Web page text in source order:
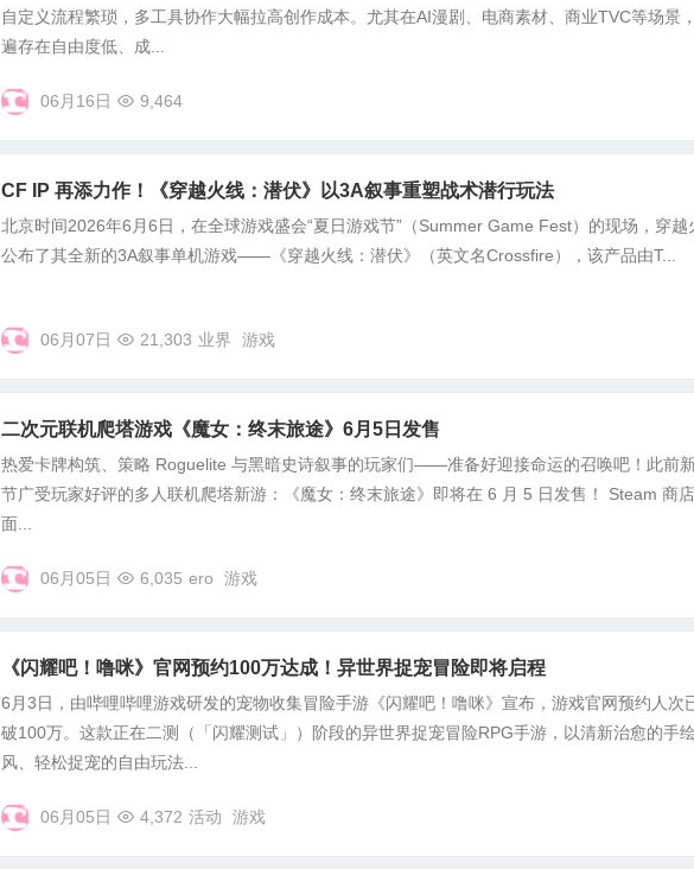
自定义流程繁琐，多工具协作大幅拉高创作成本。尤其在AI漫剧、电商素材、商业TVC等场景
遍存在自由度低、成...
06月16日 9,464
CF IP 再添力作！《穿越火线：潜伏》以3A叙事重塑战术潜行玩法
北京时间2026年6月6日，在全球游戏盛会“夏日游戏节”（Summer Game Fest）的现场，穿越
公布了其全新的3A叙事单机游戏——《穿越火线：潜伏》（英文名Crossfire），该产品由T...
06月07日 21,303 业界 游戏
二次元联机爬塔游戏《魔女：终末旅途》6月5日发售
热爱卡牌构筑、策略 Roguelite 与黑暗史诗叙事的玩家们——准备好迎接命运的召唤吧！此前
节广受玩家好评的多人联机爬塔新游：《魔女：终末旅途》即将在 6 月 5 日发售！ Steam 商
面...
06月05日 6,035 ero 游戏
《闪耀吧！噜咪》官网预约100万达成！异世界捉宠冒险即将启程
6月3日，由哔哩哔哩游戏研发的宠物收集冒险手游《闪耀吧！噜咪》宣布，游戏官网预约人次
破100万。这款正在二测（「闪耀测试」）阶段的异世界捉宠冒险RPG手游，以清新治愈的手
风、轻松捉宠的自由玩法...
06月05日 4,372 活动 游戏